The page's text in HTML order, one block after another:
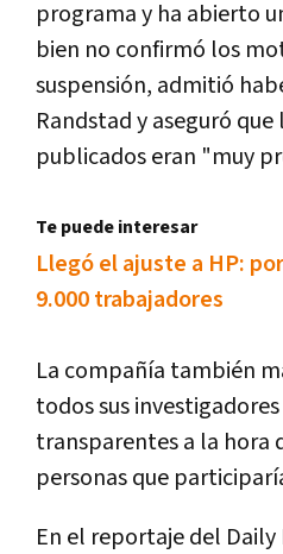
programa y ha abierto
bien no confirmó los
suspensión, admitió
Randstad y aseguró
publicados eran "muy
Te puede interesar
Llegó el ajuste a HP:
9.000 trabajadores
La compañía también
todos sus
transparentes a la hora
personas que
En el reportaje del Daily